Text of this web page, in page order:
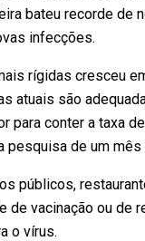
bateu recorde de
infecções.
rígidas cresceu
atuais são
para conter a taxa
pesquisa de um mês
públicos,
de vacinação ou de
o vírus.